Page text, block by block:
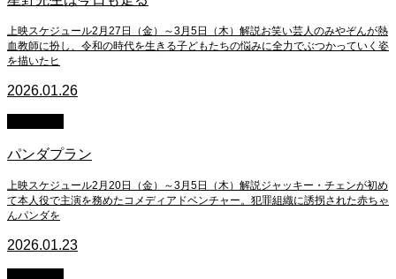
上映スケジュール2月27日（金）～3月5日（木）解説お笑い芸人のみやぞんが熱
血教師に扮し、令和の時代を生きる子どもたちの悩みに全力でぶつかっていく姿
を描いたヒ
2026.01.26
パンダプラン
上映スケジュール2月20日（金）～3月5日（木）解説ジャッキー・チェンが初め
て本人役で主演を務めたコメディアドベンチャー。犯罪組織に誘拐された赤ちゃ
んパンダを
2026.01.23